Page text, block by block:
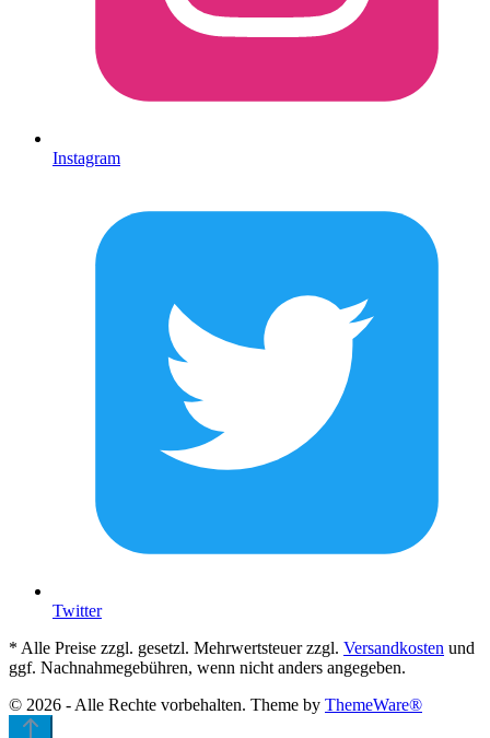
Instagram
Twitter
* Alle Preise zzgl. gesetzl. Mehrwertsteuer zzgl. Versandkosten und
ggf. Nachnahmegebühren, wenn nicht anders angegeben.
© 2026 - Alle Rechte vorbehalten. Theme by ThemeWare®